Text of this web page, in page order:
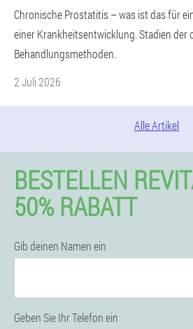
Chronische Prostatitis – was ist das für
einer Krankheitsentwicklung. Stadien der
Behandlungsmethoden.
2 Juli 2026
Alle Artikel
BESTELLEN
50% RABATT
Gib deinen Namen ein
Geben Sie Ihr Telefon ein